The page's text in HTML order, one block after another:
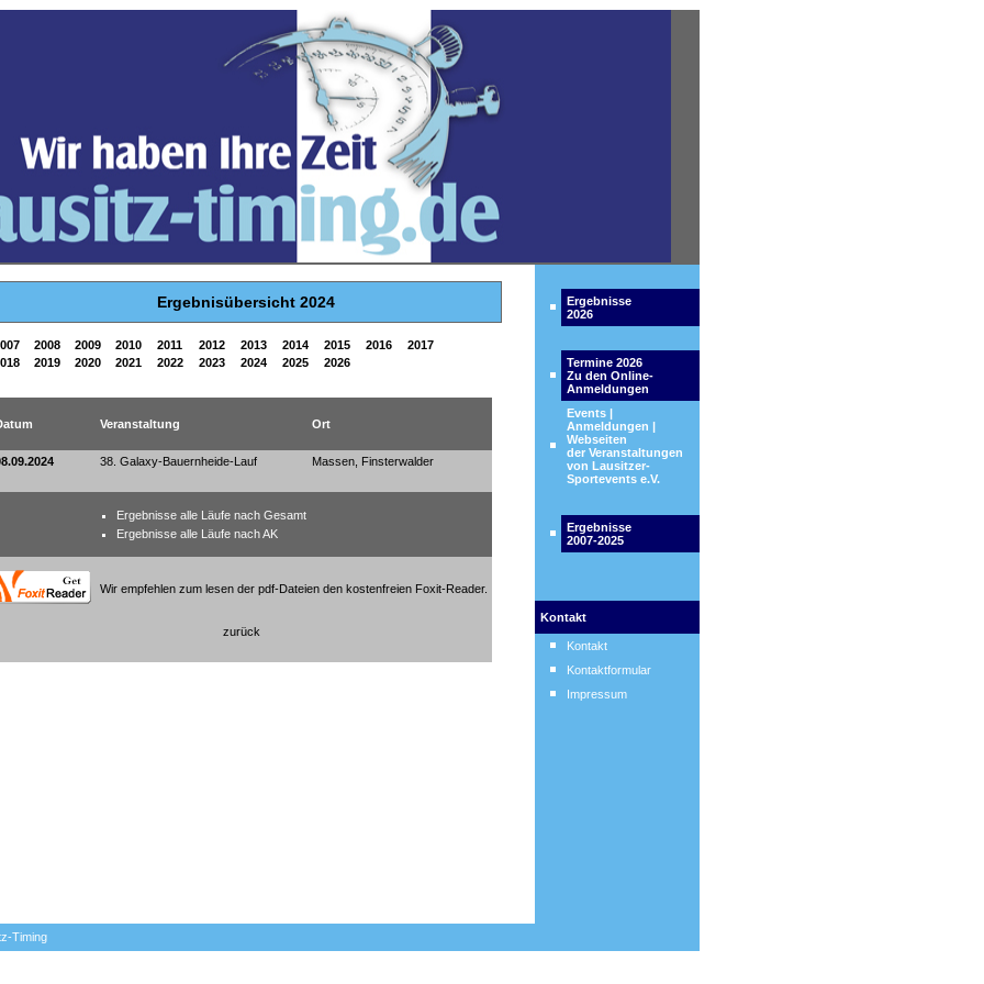
Ergebnisübersicht 2024
2008 2009 2010 2011 2012 2013 2014 2015 2016
2017
2019 2020 2021 2022 2023 2024 2025 2026
Veranstaltung Ort
38. Galaxy-Bauernheide-Lauf Massen, Finsterwalder
Ergebnisse alle Läufe nach Gesamt
Ergebnisse alle Läufe nach AK
Wir empfehlen zum lesen der pdf-Dateien den kostenfreien Foxit-Reader.
zurück
Ergebnisse
2026
Termine 2026
Zu den Online-
Anmeldungen
Events |
Anmeldungen |
Webseiten
der Veranstaltungen
von Lausitzer-
Sportevents e.V.
Ergebnisse
2007-2025
Kontakt
Kontakt
Kontaktformular
Impressum
Timing